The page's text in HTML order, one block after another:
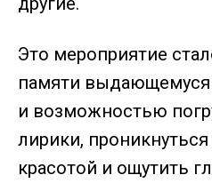
Это мероприятие
памяти выдающемуся
и возможностью
лирики,
красотой и ощутить